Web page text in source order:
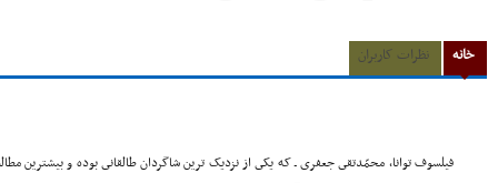
خانه نظرات کاربران
فیلسوف توانا، محمّدتقى جعفرى ـ که یکى از نزدیک ترین شاگردان طالقانى بوده و بیشترین